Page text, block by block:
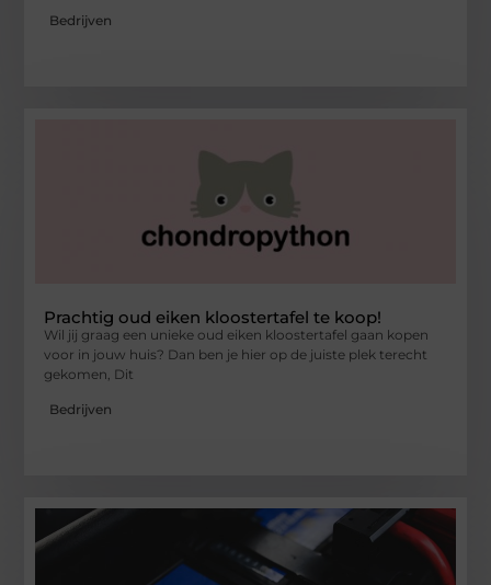
Bedrijven
Prachtig oud eiken kloostertafel te koop!
Wil jij graag een unieke oud eiken kloostertafel gaan kopen
voor in jouw huis? Dan ben je hier op de juiste plek terecht
gekomen, Dit
Bedrijven